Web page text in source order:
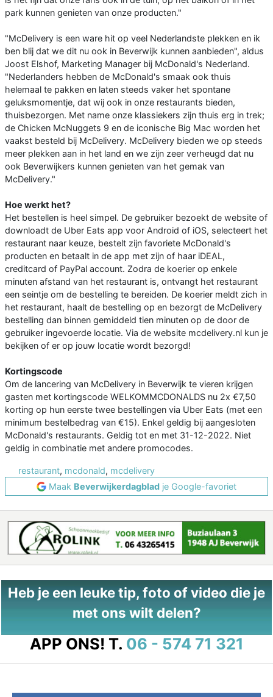
park kunnen genieten van onze producten."
"McDelivery is een ware hit op veel Nederlandste plekken en ik
ben blij dat we dit nu ook in Beverwijk kunnen aanbieden", aldus
Joost Elshof, Marketing Manager bij McDonald's Nederland.
"Nederlanders hebben de McDonald's smaak ook thuis
helemaal te pakken en laten steeds vaker het spontane
geluksmomentje, dat wij ook in onze restaurants bieden,
thuisbezorgen. Met name onze klassiekers zijn thuis erg in trek;
de Chicken McNuggets 9 en de iconische Big Mac worden het
vaakst besteld bij McDelivery. McDelivery bieden we op steeds
meer plekken aan in het land en we zijn zeer verheugd dat nu
ook Beverwijkers kunnen genieten van het gemak van
McDelivery."
Hoe werkt het?
Het bestellen is heel simpel. De gebruiker bezoekt de website of
downloadt de Uber Eats app voor Android of iOS, selecteert het
restaurant naar keuze, bestelt zijn favoriete McDonald's
producten en betaalt in de app met zijn of haar iDEAL,
creditcard of PayPal account. Zodra de koerier op enkele
minuten afstand van het restaurant is, ontvangt het restaurant
een seintje om de bestelling te bereiden. De koerier meldt zich in
het restaurant, haalt de bestelling op en bezorgt de McDelivery
bestelling dan binnen gemiddeld tien minuten op de door de
gebruiker ingevoerde locatie. Via de website mcdelivery.nl kun je
bekijken of er op jouw locatie wordt bezorgd!
Kortingscode
Om de lancering van McDelivery in Beverwijk te vieren krijgen
gasten met kortingscode WELKOMMCDONALDS nu 2x €7,50
korting op hun eerste twee bestellingen via Uber Eats (met een
minimum bestelbedrag van €15). Enkel geldig bij aangesloten
McDonald's restaurants. Geldig tot en met 31-12-2022. Niet
geldig in combinatie met andere promocodes.
restaurant, mcdonald, mcdelivery
Maak Beverwijkerdagblad je Google-favoriet
Heb je een leuke tip, foto of video die je
met ons wilt delen?
APP ONS! T. 06 - 574 71 321